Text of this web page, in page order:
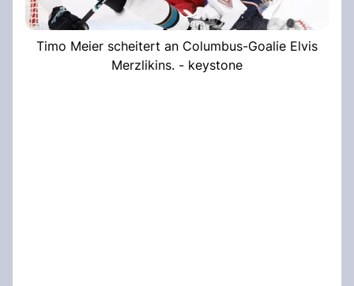
Timo Meier scheitert an Columbus-Goalie Elvis
Merzlikins. - keystone